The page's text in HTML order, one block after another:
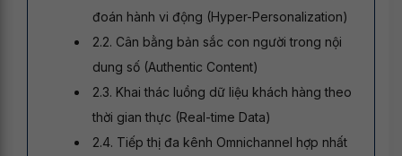
đoán hành vi động (Hyper-Personalization)
2.2. Cân bằng bản sắc con người trong nội
dung số (Authentic Content)
2.3. Khai thác luồng dữ liệu khách hàng theo
thời gian thực (Real-time Data)
2.4. Tiếp thị đa kênh Omnichannel hợp nhất